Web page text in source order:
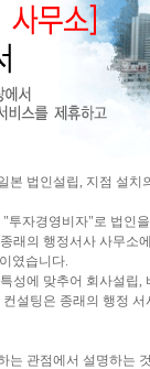
본 법인설립, 지점 설치
투자경영비자"로 법인
래의 행정서사 사무소
였습니다.
성에 맞추어 회사설립,
설팅은 종래의 행정
는 관점에서 설명하는